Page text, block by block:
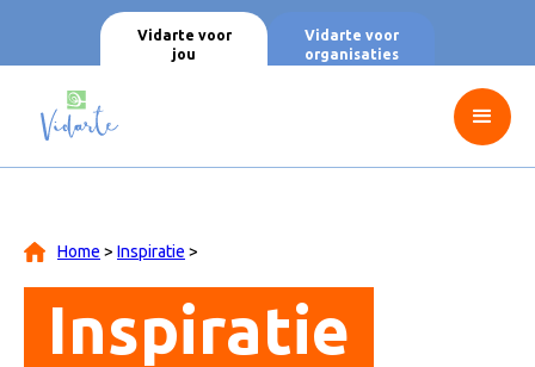
Vidarte voor
jou
Vidarte voor
organisaties
Home > Inspiratie >
Inspiratie